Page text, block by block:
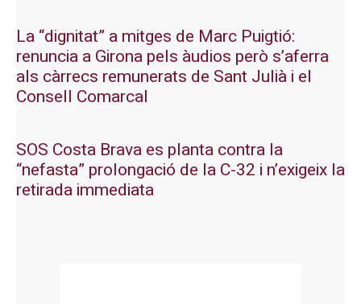
La “dignitat” a mitges de Marc Puigtió:
renuncia a Girona pels àudios però s’aferra
als càrrecs remunerats de Sant Julià i el
Consell Comarcal
SOS Costa Brava es planta contra la
“nefasta” prolongació de la C-32 i n’exigeix la
retirada immediata